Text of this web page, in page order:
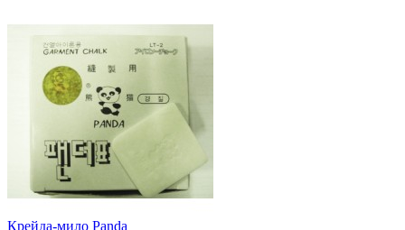
Крейда-мило Panda